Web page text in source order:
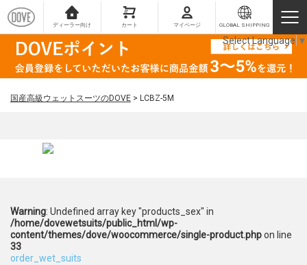
ディーラー向け カート マイページ GLOBAL SHIPPING
国産高級ウェットスーツのDOVE > LCBZ-5M
Warning: Undefined array key "products_sex" in
/home/dovewetsuits/public_html/wp-
content/themes/dove/woocommerce/single-product.phpon line
33
order_wet_suits
Select Language ▼